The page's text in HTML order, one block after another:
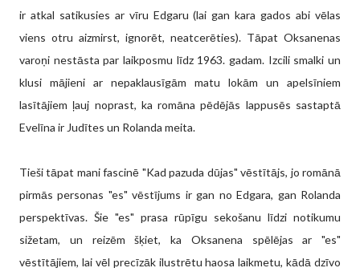
ir atkal satikusies ar vīru Edgaru (lai gan kara gados abi vēlas
viens otru aizmirst, ignorēt, neatcerēties). Tāpat Oksanenas
varoņi nestāsta par laikposmu līdz 1963. gadam. Izcili smalki un
klusi mājieni ar nepaklausīgām matu lokām un apelsīniem
lasītājiem ļauj noprast, ka romāna pēdējās lappusēs sastaptā
Evelīna ir Judītes un Rolanda meita.
Tieši tāpat mani fascinē "Kad pazuda dūjas" vēstītājs, jo romānā
pirmās personas "es" vēstījums ir gan no Edgara, gan Rolanda
perspektīvas. Šie "es" prasa rūpīgu sekošanu līdzi notikumu
sižetam, un reizēm šķiet, ka Oksanena spēlējas ar "es"
vēstītājiem, lai vēl precīzāk ilustrētu haosa laikmetu, kādā dzīvo